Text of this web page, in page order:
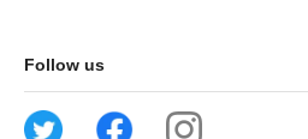
Follow us